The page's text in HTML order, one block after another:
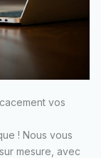
vos
! Nous vous
mesure, avec